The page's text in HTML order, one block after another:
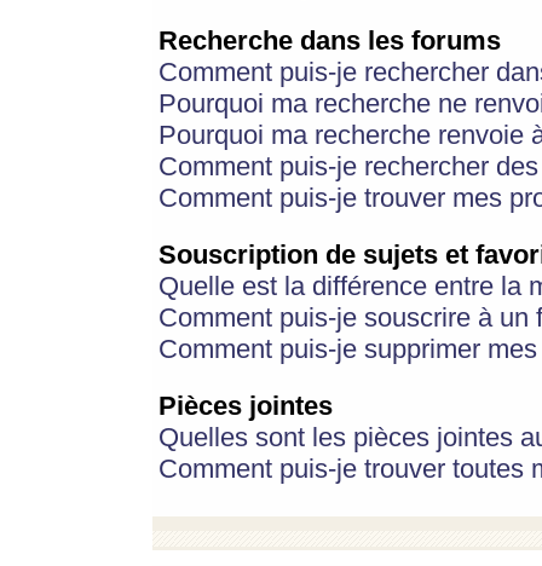
Recherche dans les forums
Comment puis-je rechercher
Pourquoi ma recherche ne
Pourquoi ma recherche renvoie
Comment puis-je rechercher
Comment puis-je trouver mes
Souscription de sujets et
Quelle est la différence entre la
Comment puis-je souscrire à
Comment puis-je supprimer
Pièces jointes
Quelles sont les pièces jointes
Comment puis-je trouver toutes